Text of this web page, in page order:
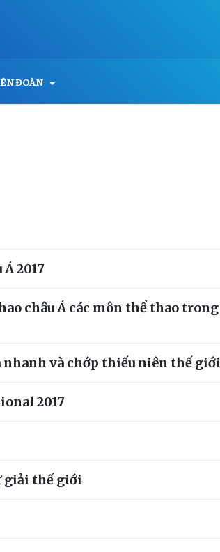
ĐOÀN
2017
châu Á các môn thể thao
nhanh và chớp thiếu niên thế
2017
giải thế giới